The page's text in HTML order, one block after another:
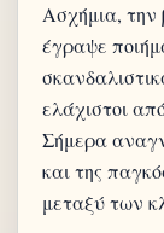
Ασχήμια, την
έγραψε
ελάχιστοι
Σήμερα
και της
μεταξύ των